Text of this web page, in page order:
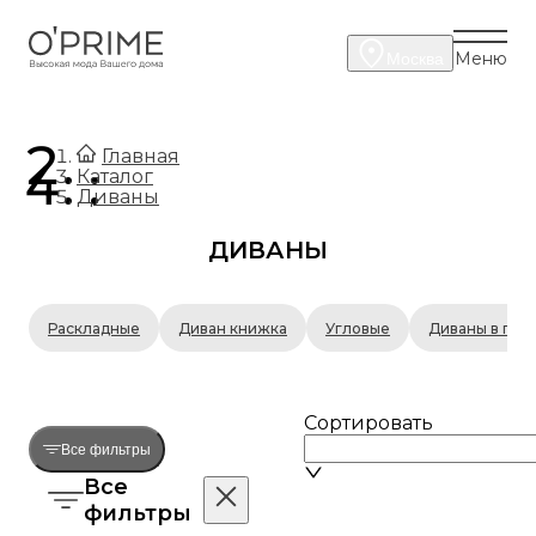
Меню
Главная
.
Каталог
.
Диваны
ДИВАНЫ
Раскладные Диван книжка Угловые Диваны в
Все фильтры
Сортировать
Все
фильтры